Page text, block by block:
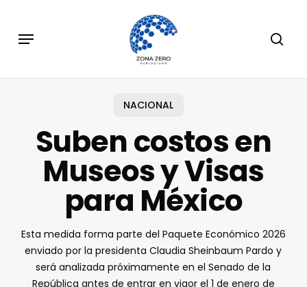
main
Menu
NACIONAL
Suben costos en
Museos y Visas
para México
Esta medida forma parte del Paquete Económico 2026
enviado por la presidenta Claudia Sheinbaum Pardo y
será analizada próximamente en el Senado de la
República antes de entrar en vigor el 1 de enero de